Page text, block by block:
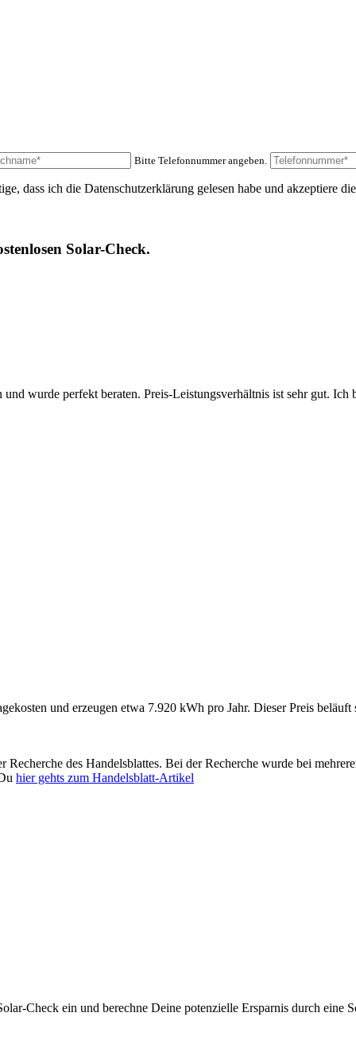
Bitte Telefonnummer angeben.
dass ich die Datenschutzerklärung gelesen habe und akzeptiere
Solar-Check.
wurde perfekt beraten. Preis-Leistungsverhältnis ist sehr gut. Ich
und erzeugen etwa 7.920 kWh pro Jahr. Dieser Preis
Recherche des Handelsblattes. Bei der Recherche wurde bei
hier gehts zum Handelsblatt-Artikel
Check ein und berechne Deine potenzielle Ersparnis durch eine